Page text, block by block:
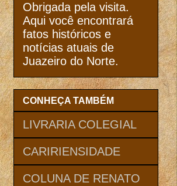
Obrigada pela visita.
Aqui você encontrará
fatos históricos e
notícias atuais de
Juazeiro do Norte.
CONHEÇA TAMBÉM
LIVRARIA COLEGIAL
CARIRIENSIDADE
COLUNA DE RENATO